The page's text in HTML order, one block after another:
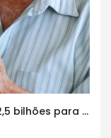
Famílias brasileiras perderam R$ 62,5 bilhões para bets em 2025